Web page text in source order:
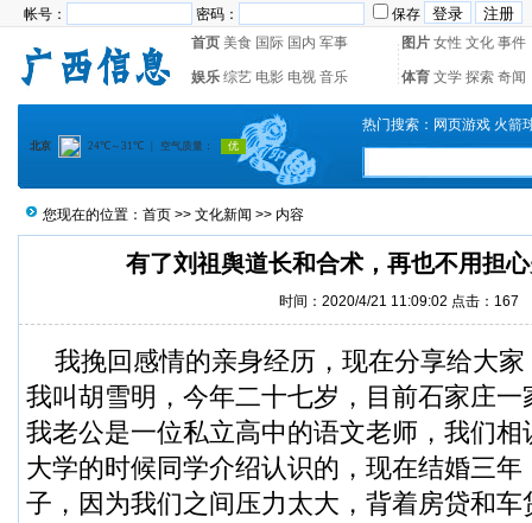
帐号： 密码：
保存
首页 美食 国际 国内 军事 图片 女性 文化 事件
娱乐 综艺 电影 电视 音乐 体育 文学 探索 奇闻
热门搜索： 网页游戏 火箭
您现在的位置： 首页 >> 文化新闻 >> 内容
有了刘祖舆道长和合术，再也不用担
时间：2020/4/21 11:09:02 点击： 167
我挽回感情的亲身经历，现在分享给大家
我叫胡雪明，今年二十七岁，目前石家庄
我老公是一位私立高中的语文老师，我们
大学的时候同学介绍认识的，现在结婚三
子，因为我们之间压力太大，背着房贷和